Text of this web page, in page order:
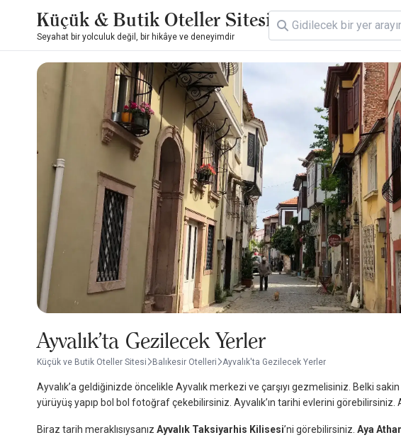
Küçük & Butik Oteller Sitesi
Seyahat bir yolculuk değil, bir hikâye ve deneyimdir
Ayvalık'ta Gezilecek Yerler
Küçük ve Butik Oteller Sitesi Balıkesir Otelleri Ayvalık'ta Gezilecek Yerler
Ayvalık’a geldiğinizde öncelikle Ayvalık merkezi ve çarşıyı gezmelisiniz. Belki
yürüyüş yapıp bol bol fotoğraf çekebilirsiniz. Ayvalık’ın tarihi evlerini
Biraz tarih meraklısıysanız Ayvalık Taksiyarhis Kilisesi’ni görebilirsiniz. Aya